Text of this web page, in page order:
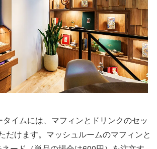
イムには、マフィンとドリンクのセッ
だけます。マッシュルームのマフィンと